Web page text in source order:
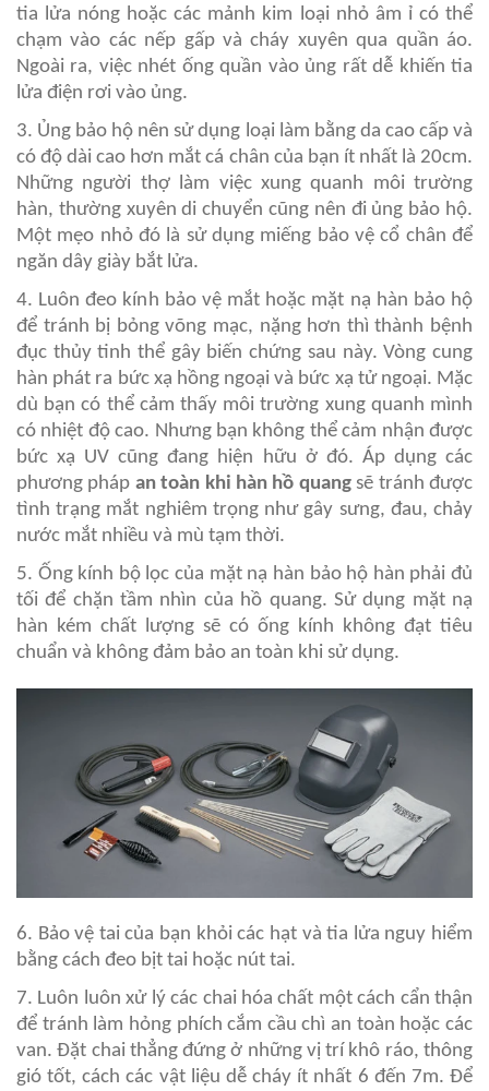
tia lửa nóng hoặc các mảnh kim loại nhỏ âm ỉ có thể
chạm vào các nếp gấp và cháy xuyên qua quần áo.
Ngoài ra, việc nhét ống quần vào ủng rất dễ khiến tia
lửa điện rơi vào ủng.
3. Ủng bảo hộ nên sử dụng loại làm bằng da cao cấp và
có độ dài cao hơn mắt cá chân của bạn ít nhất là 20cm.
Những người thợ làm việc xung quanh môi trường
hàn, thường xuyên di chuyển cũng nên đi ủng bảo hộ.
Một mẹo nhỏ đó là sử dụng miếng bảo vệ cổ chân để
ngăn dây giày bắt lửa.
4. Luôn đeo kính bảo vệ mắt hoặc mặt nạ hàn bảo hộ
để tránh bị bỏng võng mạc, nặng hơn thì thành bệnh
đục thủy tinh thể gây biến chứng sau này. Vòng cung
hàn phát ra bức xạ hồng ngoại và bức xạ tử ngoại. Mặc
dù bạn có thể cảm thấy môi trường xung quanh mình
có nhiệt độ cao. Nhưng bạn không thể cảm nhận được
bức xạ UV cũng đang hiện hữu ở đó. Áp dụng các
phương pháp an toàn khi hàn hồ quangsẽ tránh được
tình trạng mắt nghiêm trọng như gây sưng, đau, chảy
nước mắt nhiều và mù tạm thời.
5. Ống kính bộ lọc của mặt nạ hàn bảo hộ hàn phải đủ
tối để chặn tầm nhìn của hồ quang. Sử dụng mặt nạ
hàn kém chất lượng sẽ có ống kính không đạt tiêu
chuẩn và không đảm bảo an toàn khi sử dụng.
6. Bảo vệ tai của bạn khỏi các hạt và tia lửa nguy hiểm
bằng cách đeo bịt tai hoặc nút tai.
7. Luôn luôn xử lý các chai hóa chất một cách cẩn thận
để tránh làm hỏng phích cắm cầu chì an toàn hoặc các
van. Đặt chai thẳng đứng ở những vị trí khô ráo, thông
gió tốt, cách các vật liệu dễ cháy ít nhất 6 đến 7m. Để